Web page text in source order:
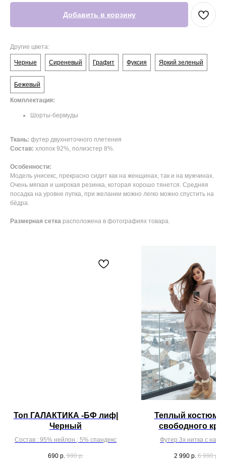
Добавить в корзину
Другие цвета:
Черные Сиреневый Графит Фуксия Яркий зеленый
Бежевый
Комплектация:
Шорты-бермуды
Ткань: футер двухниточного плетения
Состав: хлопок 92%, полиэстер 8%.
Особенности:
Модель унисекс, прекрасно сидит как на женщинах, так и на мужчинах.
Очень мягкая и широкая резинка, которая хорошо тянется. Средняя
посадка на уровне пупка, при желании можно легко можно спустить на
бёдра.
Размерная сетка расположена в фотографиях товара.
Топ ГАЛАКТИКА -БФ лиф|
Черный
Состав : 95% нейлон ; 5% спандекс
690 р. 990 р.
Теплый костюм
свободного
джоггеры |
Футер 3х нитка с
2 990 р. 6 990 р.